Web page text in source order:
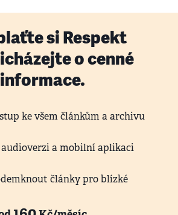
si Respekt
o cenné
informace.
ke všem článkům a archivu
a mobilní aplikaci
články pro blízké